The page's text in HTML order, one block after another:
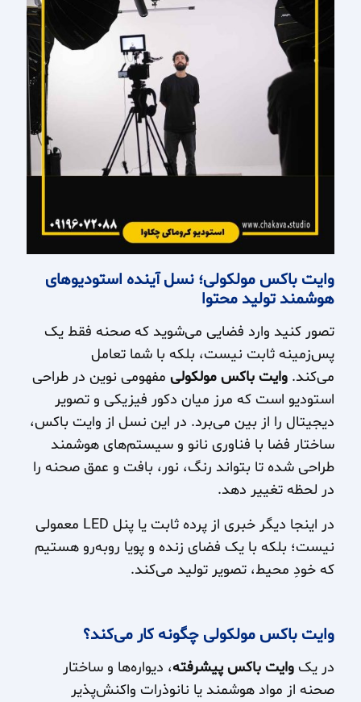
وایت باکس مولکولی؛ نسل آینده استودیوهای
هوشمند تولید محتوا
تصور کنید وارد فضایی می‌شوید که صحنه فقط یک
پس‌زمینه ثابت نیست، بلکه با شما تعامل
می‌کند. وایت باکس مولکولی مفهومی نوین در طراحی
استودیو است که مرز میان دکور فیزیکی و تصویر
دیجیتال را از بین می‌برد. در این نسل از وایت باکس،
ساختار فضا با فناوری نانو و سیستم‌های هوشمند
طراحی شده تا بتواند رنگ، نور، بافت و عمق صحنه را
در لحظه تغییر دهد.
در اینجا دیگر خبری از پرده ثابت یا پنل LED معمولی
نیست؛ بلکه با یک فضای زنده و پویا روبه‌رو هستیم
که خودِ محیط، تصویر تولید می‌کند.
وایت باکس مولکولی چگونه کار می‌کند؟
در یک وایت باکس پیشرفته، دیواره‌ها و ساختار
صحنه از مواد هوشمند یا نانوذرات واکنش‌پذیر